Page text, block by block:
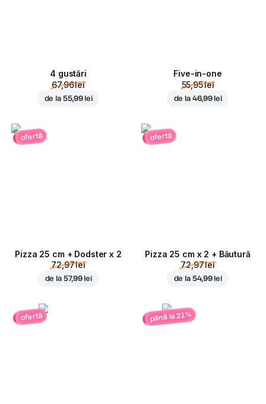
4 gustări
67,96 lei
de la 55,99 lei
Five-in-one
55,95 lei
de la 46,99 lei
ofertă
Pizza 25 cm + Dodster x 2
72,97 lei
de la 57,99 lei
ofertă
Pizza 25 cm x 2 + Băutură
72,97 lei
de la 54,99 lei
ofertă până la 21%